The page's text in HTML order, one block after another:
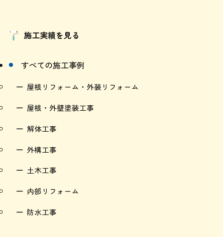
施工実績を見る
すべての施工事例
屋根リフォーム・外装リフォーム
屋根・外壁塗装工事
解体工事
外構工事
土木工事
内部リフォーム
防水工事